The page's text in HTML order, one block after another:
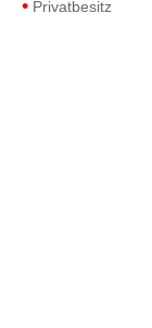
• Privatbesitz